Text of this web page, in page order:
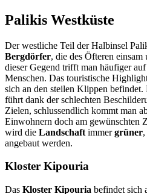
Palikis Westküste
Der westliche Teil der Halbinsel
Bergdörfer, die des Öfteren
dieser Gegend trifft man häufiger auf
Menschen. Das touristische
sich an den steilen Klippen
führt dank der schlechten
Zielen, schlussendlich kommt man
Einwohnern doch am gewünschten
wird die Landschaft immergrüner
angebaut werden.
Kloster Kipouria
Das Kloster Kipouria befindet sich